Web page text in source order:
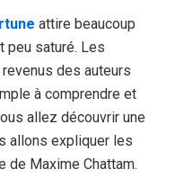
attire beaucoup
peu saturé. Les
des auteurs
à comprendre et
allez découvrir une
allons expliquer les
de Maxime Chattam.